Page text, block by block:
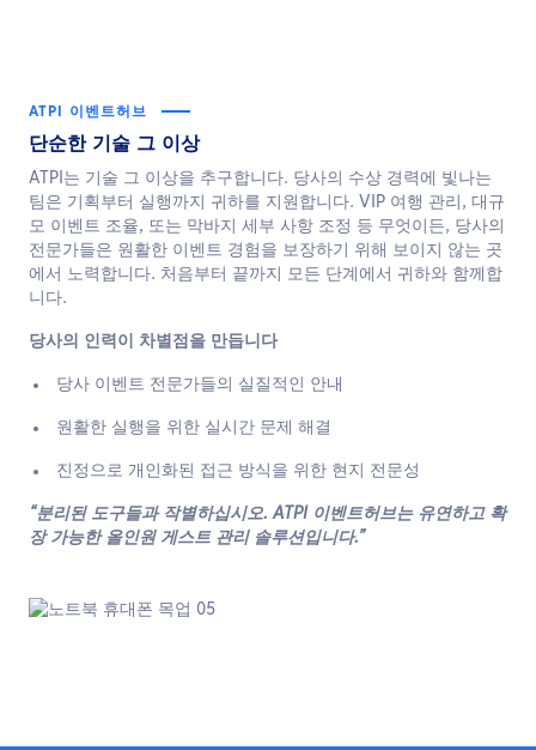
ATPI 이벤트허브
단순한 기술 그 이상
ATPI는 기술 그 이상을 추구합니다. 당사의 수상 경력에 빛나는
팀은 기획부터 실행까지 귀하를 지원합니다. VIP 여행 관리, 대규
모 이벤트 조율, 또는 막바지 세부 사항 조정 등 무엇이든, 당사의
전문가들은 원활한 이벤트 경험을 보장하기 위해 보이지 않는 곳
에서 노력합니다. 처음부터 끝까지 모든 단계에서 귀하와 함께합
니다.
당사의 인력이 차별점을 만듭니다
당사 이벤트 전문가들의 실질적인 안내
원활한 실행을 위한 실시간 문제 해결
진정으로 개인화된 접근 방식을 위한 현지 전문성
“분리된 도구들과 작별하십시오. ATPI 이벤트허브는 유연하고 확
장 가능한 올인원 게스트 관리 솔루션입니다.”